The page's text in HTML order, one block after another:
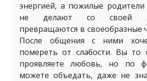
энергией, а пожилые родители
не делают со своей
превращаются в своеобразные
После общения с ними
помереть от слабости. Вы то
проявляете любовь, но по
можете объедать, даже не